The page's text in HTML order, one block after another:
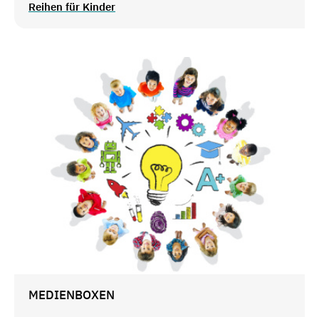
Reihen für Kinder
MEDIENBOXEN